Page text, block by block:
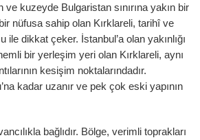
kuzeyde Bulgaristan sınırına yakın bir
nüfusa sahip olan Kırklareli, tarihî ve
dikkat çeker. İstanbul’a olan yakınlığı
bir yerleşim yeri olan Kırklareli, aynı
kesişim noktalarındadır.
kadar uzanır ve pek çok eski yapının
bağlıdır. Bölge, verimli toprakları